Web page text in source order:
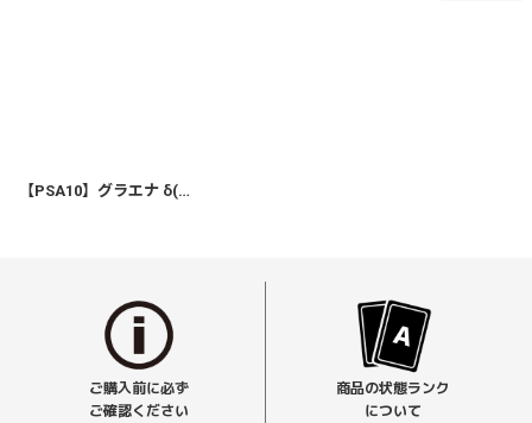
【PSA10】グラエナ δ(デルタ種) 070/086
ご購入前に必ず
ご確認ください
商品の状態ランク
について